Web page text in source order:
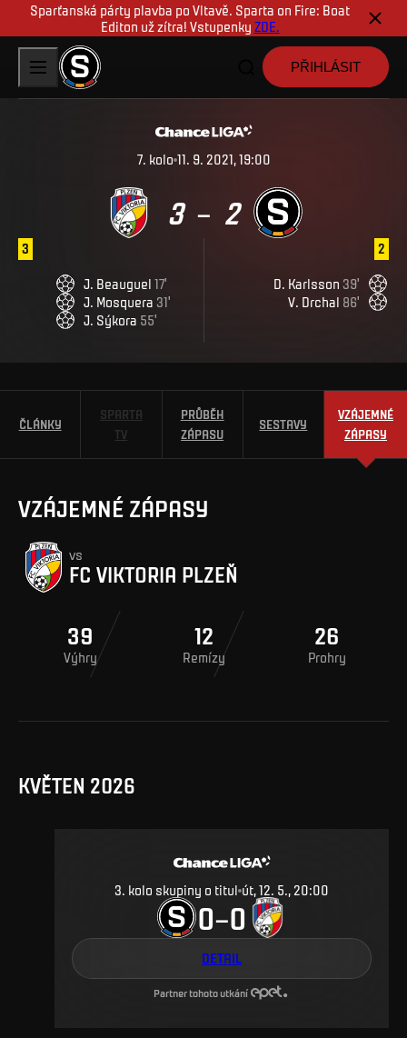
Sparťanská párty plavba po Vltavě. Sparta on Fire: Boat
Editon už zítra! Vstupenky ZDE.
PŘIHLÁSIT
7. kolo 11. 9. 2021, 19:00
3 – 2
2
D Karlsson 39'
V Drchal 86'
3
J Beauguel 17'
J Mosquera 31'
J Sýkora 55'
ČLÁNKY
SPARTA
TV
PRŮBĚH
ZÁPASU
SESTAVY
VZÁJEMNÉ
ZÁPASY
VZÁJEMNÉ ZÁPASY
vs
FC VIKTORIA PLZEŇ
39
Výhry
12
Remízy
26
Prohry
KVĚTEN 2026
3. kolo skupiny o titul út, 12. 5., 20:00
0–0
DETAIL
Partner tohoto utkání